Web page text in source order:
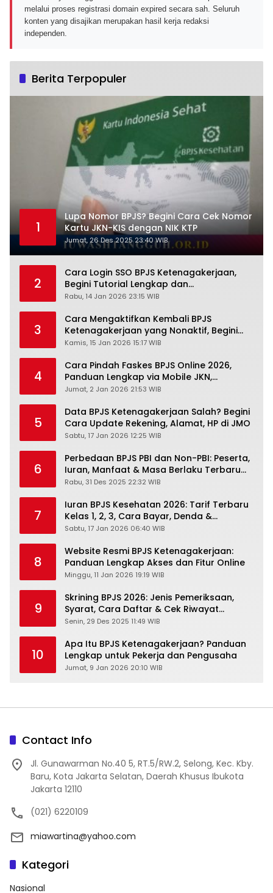
melalui proses registrasi domain expired secara sah. Seluruh
konten yang disajikan merupakan hasil kerja redaksi
independen.
Berita Terpopuler
1
Lupa Nomor BPJS? Begini Cara Cek Nomor
Kartu JKN-KIS dengan NIK KTP
Jumat, 26 Des 2025 23:40 WIB
2
Cara Login SSO BPJS Ketenagakerjaan,
Begini Tutorial Lengkap dan
Pengertiannya
Rabu, 14 Jan 2026 23:15 WIB
3
Cara Mengaktifkan Kembali BPJS
Ketenagakerjaan yang Nonaktif, Begini
Panduan Lengkapnya
Kamis, 15 Jan 2026 15:17 WIB
4
Cara Pindah Faskes BPJS Online 2026,
Panduan Lengkap via Mobile JKN,
PANDAWA & Offiline Kantor Cabang
Jumat, 2 Jan 2026 21:53 WIB
5
Data BPJS Ketenagakerjaan Salah? Begini
Cara Update Rekening, Alamat, HP di JMO
Sabtu, 17 Jan 2026 12:25 WIB
6
Perbedaan BPJS PBI dan Non-PBI: Peserta,
Iuran, Manfaat & Masa Berlaku Terbaru
2026
Rabu, 31 Des 2025 22:32 WIB
7
Iuran BPJS Kesehatan 2026: Tarif Terbaru
Kelas 1, 2, 3, Cara Bayar, Denda &
Panduan Lengkap Peserta JKN-KIS
Sabtu, 17 Jan 2026 06:40 WIB
8
Website Resmi BPJS Ketenagakerjaan:
Panduan Lengkap Akses dan Fitur Online
Minggu, 11 Jan 2026 19:19 WIB
9
Skrining BPJS 2026: Jenis Pemeriksaan,
Syarat, Cara Daftar & Cek Riwayat
Kesehatan Gratis
Senin, 29 Des 2025 11:49 WIB
10
Apa Itu BPJS Ketenagakerjaan? Panduan
Lengkap untuk Pekerja dan Pengusaha
Jumat, 9 Jan 2026 20:10 WIB
Contact Info
Jl. Gunawarman No.40 5, RT.5/RW.2, Selong, Kec. Kby.
Baru, Kota Jakarta Selatan, Daerah Khusus Ibukota
Jakarta 12110
(021) 6220109
miawartina@yahoo.com
Kategori
Nasional